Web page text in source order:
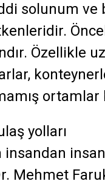
solunum ve
Özellikle
yolları
Mehmet